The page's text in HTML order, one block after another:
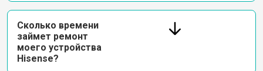
Сколько времени
займет ремонт
моего устройства
Hisense?